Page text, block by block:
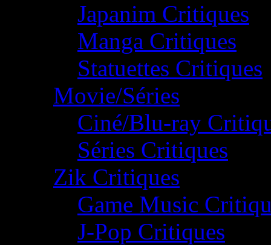
Japanim Critiques
Manga Critiques
Statuettes Critiques
Movie/Séries
Ciné/Blu-ray
Séries Critiques
Zik Critiques
Game Music
J-Pop Critiques